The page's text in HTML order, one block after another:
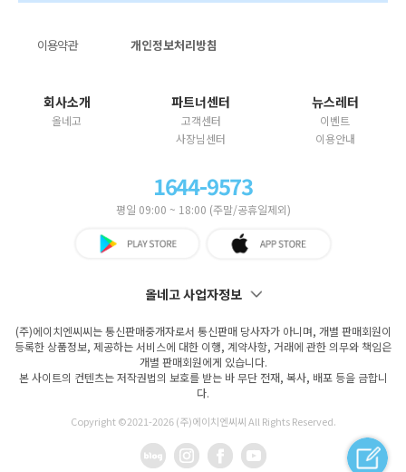
이용약관 개인정보처리방침
회사소개
올네고
파트너센터
고객센터
사장님센터
뉴스레터
이벤트
이용안내
1644-9573
평일 09:00 ~ 18:00 (주말/공휴일제외)
올네고 사업자정보
(주)에이치엔씨씨는 통신판매중개자로서 통신판매 당사자가 아니며, 개별 판매회원이
등록한 상품정보, 제공하는 서비스에 대한 이행, 계약사항, 거래에 관한 의무와 책임은
개별 판매회원에게 있습니다.
본 사이트의 컨텐츠는 저작권법의 보호를 받는 바 무단 전재, 복사, 배포 등을 금합니
다.
Copyright ©2021-2026 (주)에이치엔씨씨 All Rights Reserved.